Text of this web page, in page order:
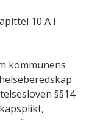
10 A i
kommunens
§§14